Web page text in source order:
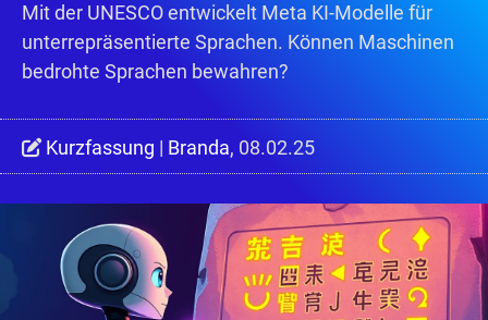
Mit der UNESCO entwickelt Meta KI-Modelle für
unterrepräsentierte Sprachen. Können Maschinen
bedrohte Sprachen bewahren?
Kurzfassung | Branda, 08.02.25